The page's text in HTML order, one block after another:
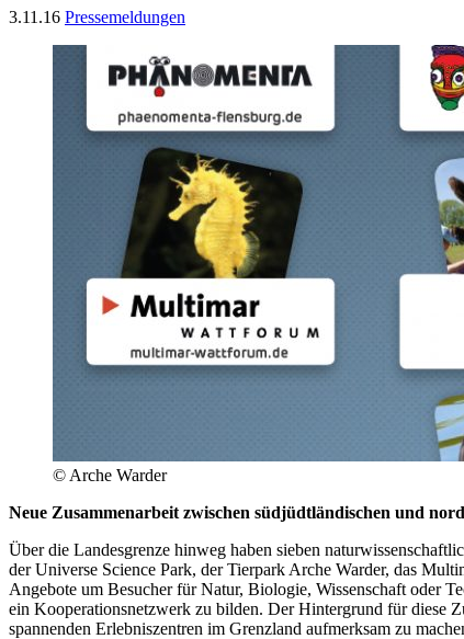
3.11.16 Pressemeldungen
© Arche Warder
Neue Zusammenarbeit zwischen südjüdtländischen und
Über die Landesgrenze hinweg haben sieben
der Universe Science Park, der Tierpark Arche Warder, das
Angebote um Besucher für Natur, Biologie, Wissenschaft oder
ein Kooperationsnetzwerk zu bilden. Der Hintergrund für diese
spannenden Erlebniszentren im Grenzland aufmerksam zu